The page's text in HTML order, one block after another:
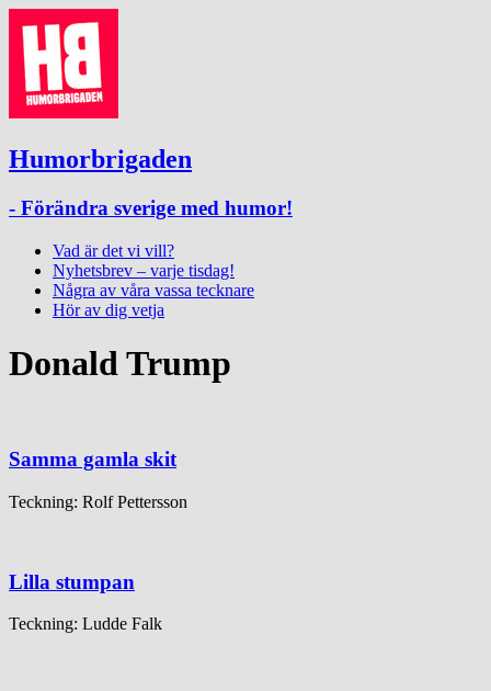
Humorbrigaden
- Förändra sverige med humor!
Vad är det vi vill?
Nyhetsbrev – varje tisdag!
Några av våra vassa tecknare
Hör av dig vetja
Donald Trump
Samma gamla skit
Teckning: Rolf Pettersson
Lilla stumpan
Teckning: Ludde Falk